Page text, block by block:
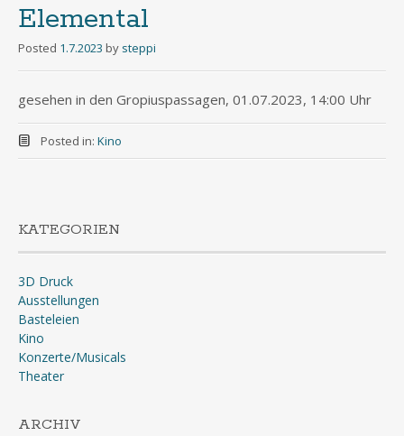
Elemental
Posted 1.7.2023 by steppi
gesehen in den Gropiuspassagen, 01.07.2023, 14:00 Uhr
Posted in: Kino
KATEGORIEN
3D Druck
Ausstellungen
Basteleien
Kino
Konzerte/Musicals
Theater
ARCHIV